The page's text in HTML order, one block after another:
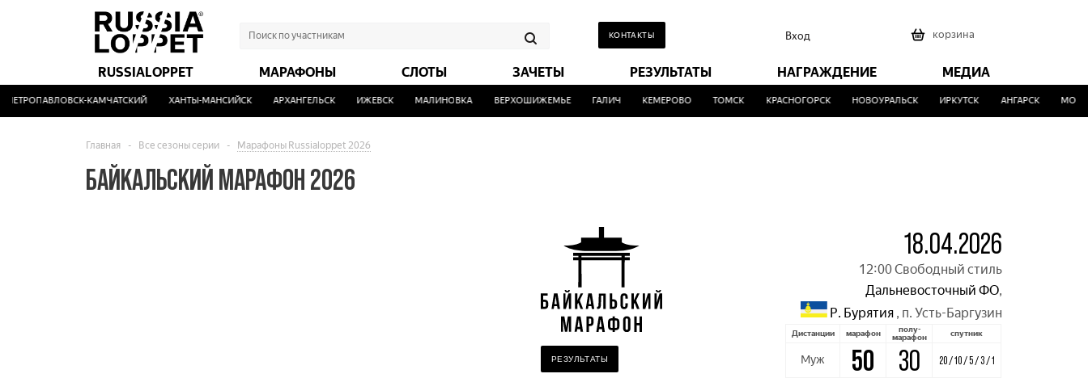
КОНТАКТЫ Вход корзина
RUSSIALOPPET МАРАФОНЫ СЛОТЫ ЗАЧЕТЫ РЕЗУЛЬТАТЫ НАГРАЖДЕНИЕ МЕДИА
КАМЧАТСКИЙ ХАНТЫ-МАНСИЙСК АРХАНГЕЛЬСК ИЖЕВСК МАЛИНОВКА ВЕРХОШИЖЕМЬЕ ГАЛИЧ КЕМЕРОВО ТОМСК КРАСНОГОРСК НОВОУРАЛЬСК ИРКУТСК АНГАРСК МОСКВА
Главная - Все сезоны серии - Марафоны Russialoppet 2026
БАЙКАЛЬСКИЙ МАРАФОН 2026
РЕЗУЛЬТАТЫ
18.04.2026
12:00 Свободный стиль
Дальневосточный ФО,
Р. Бурятия , п. Усть-Баргузин
Дистанции марафон полу-
марафон спутник
Муж 50 30 20 / 10 / 5 / 3 / 1